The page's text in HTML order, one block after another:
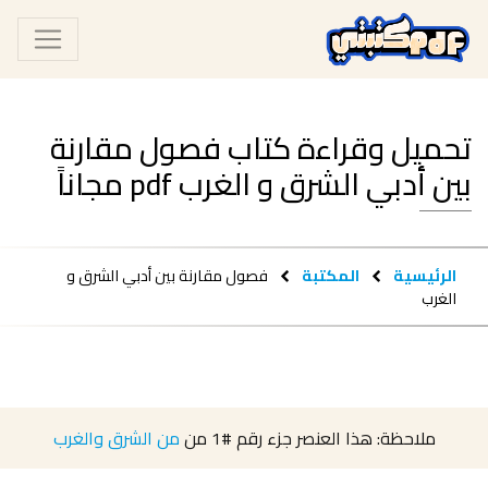
تحميل وقراءة كتاب فصول مقارنة
بين أدبي الشرق و الغرب pdf مجاناً
الرئيسية المكتبة فصول مقارنة بين أدبي الشرق و
الغرب
ملاحظة: هذا العنصر جزء رقم#1 منمن الشرق والغرب